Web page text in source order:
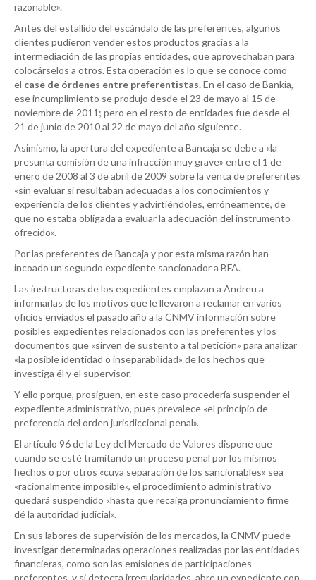
razonable».
Antes del estallido del escándalo de las preferentes, algunos
clientes pudieron vender estos productos gracias a la
intermediación de las propias entidades, que aprovechaban para
colocárselos a otros. Esta operación es lo que se conoce como
el case de órdenes entre preferentistas.En el caso de Bankia,
ese incumplimiento se produjo desde el 23 de mayo al 15 de
noviembre de 2011; pero en el resto de entidades fue desde el
21 de junio de 2010 al 22 de mayo del año siguiente.
Asimismo, la apertura del expediente a Bancaja se debe a «la
presunta comisión de una infracción muy grave» entre el 1 de
enero de 2008 al 3 de abril de 2009 sobre la venta de preferentes
«sin evaluar si resultaban adecuadas a los conocimientos y
experiencia de los clientes y advirtiéndoles, erróneamente, de
que no estaba obligada a evaluar la adecuación del instrumento
ofrecido».
Por las preferentes de Bancaja y por esta misma razón han
incoado un segundo expediente sancionador a BFA.
Las instructoras de los expedientes emplazan a Andreu a
informarlas de los motivos que le llevaron a reclamar en varios
oficios enviados el pasado año a la CNMV información sobre
posibles expedientes relacionados con las preferentes y los
documentos que «sirven de sustento a tal petición» para analizar
«la posible identidad o inseparabilidad» de los hechos que
investiga él y el supervisor.
Y ello porque, prosiguen, en este caso procedería suspender el
expediente administrativo, pues prevalece «el principio de
preferencia del orden jurisdiccional penal».
El artículo 96 de la Ley del Mercado de Valores dispone que
cuando se esté tramitando un proceso penal por los mismos
hechos o por otros «cuya separación de los sancionables» sea
«racionalmente imposible», el procedimiento administrativo
quedará suspendido «hasta que recaiga pronunciamiento firme
dé la autoridad judicial».
En sus labores de supervisión de los mercados, la CNMV puede
investigar determinadas operaciones realizadas por las entidades
financieras, como son las emisiones de participaciones